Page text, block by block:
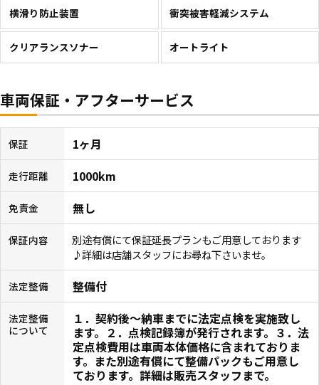
横滑り防止装置 衝突被害軽減システム
クリアランスソナー オートライト
車両保証・アフターサービス
保証 1ヶ月
走行距離 1000km
免責金 無し
保証内容
別途有償にて保証延長プランもご用意しております
♪詳細は店舗スタッフにお尋ね下さいませ。
法定整備 整備付
法定整備
について
１．契約後〜納車までに法定点検を実施致し
ます。２．点検記録簿が発行されます。３．法
定点検費用は車両本体価格に含まれておりま
す。また別途有償にて整備パックもご用意し
ております。詳細は販売スタッフまで。